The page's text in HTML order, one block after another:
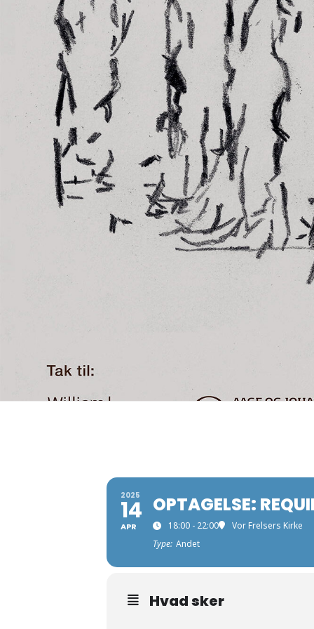
2025
14
APR
OPTAGELSE:
18:00 - 22:00
Vor Frelsers Kirke
Type: Andet
Hvad sker